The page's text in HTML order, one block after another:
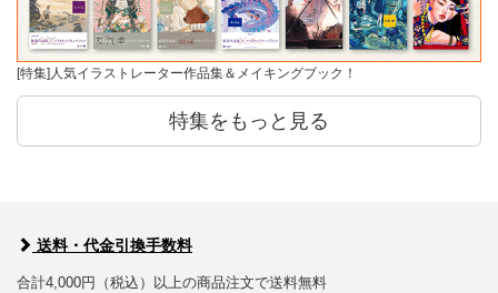
[特集]人気イラストレーター作品集＆メイキングブック！
特集をもっと見る
送料・代金引換手数料
合計4,000円（税込）以上の商品注文で送料無料